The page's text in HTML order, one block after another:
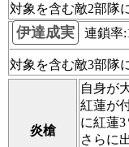
対象を含む敵2部隊
伊達成実 連鎖率
対象を含む敵3部隊
炎槍
自身が
紅蓮が
に紅蓮
さらに